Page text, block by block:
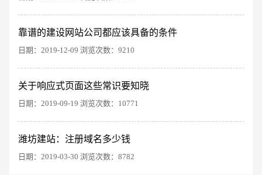
靠谱的建设网站公司都应该具备的条件
日期：2019-12-09 浏览次数：9210
关于响应式页面这些常识要知晓
日期：2019-09-19 浏览次数：10771
潍坊建站：注册域名多少钱
日期：2019-03-30 浏览次数：8782
电商及系统平台开发